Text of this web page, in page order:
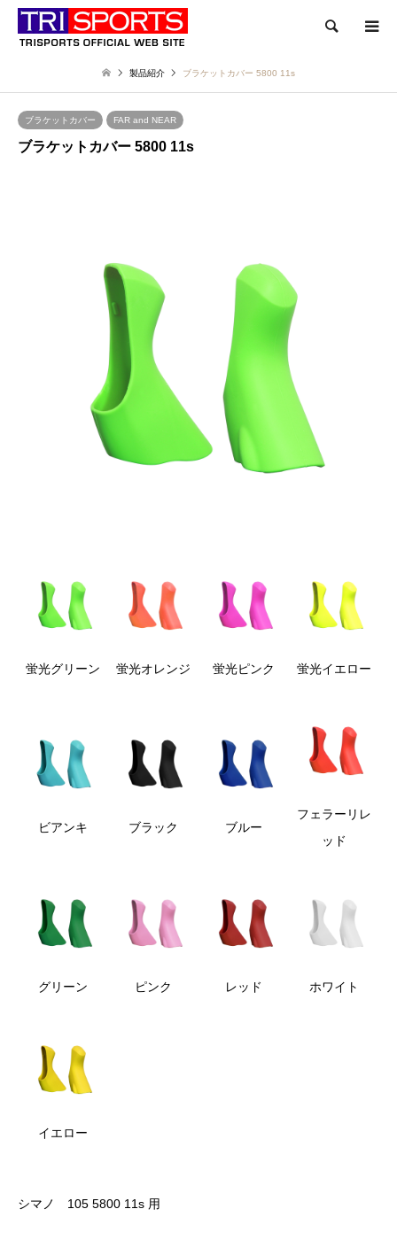
検索
製品紹介 ブラケットカバー 5800 11s
ブラケットカバー FAR and NEAR
ブラケットカバー 5800 11s
蛍光グリーン 蛍光オレンジ 蛍光ピンク 蛍光イエロー
ビアンキ ブラック ブルー
フェラーリレ
ッド
グリーン ピンク レッド ホワイト
イエロー
シマノ 105 5800 11s 用